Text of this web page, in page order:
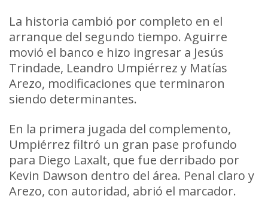
La historia cambió por completo en el
arranque del segundo tiempo. Aguirre
movió el banco e hizo ingresar a Jesús
Trindade, Leandro Umpiérrez y Matías
Arezo, modificaciones que terminaron
siendo determinantes.
En la primera jugada del complemento,
Umpiérrez filtró un gran pase profundo
para Diego Laxalt, que fue derribado por
Kevin Dawson dentro del área. Penal claro y
Arezo, con autoridad, abrió el marcador.